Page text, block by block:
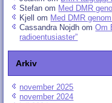
Stefan om Med DMR
Kjell
om Med DMR
Cassandra Nojdh omOm
radioentusiaster”
Arkiv
november 2025
november 2024